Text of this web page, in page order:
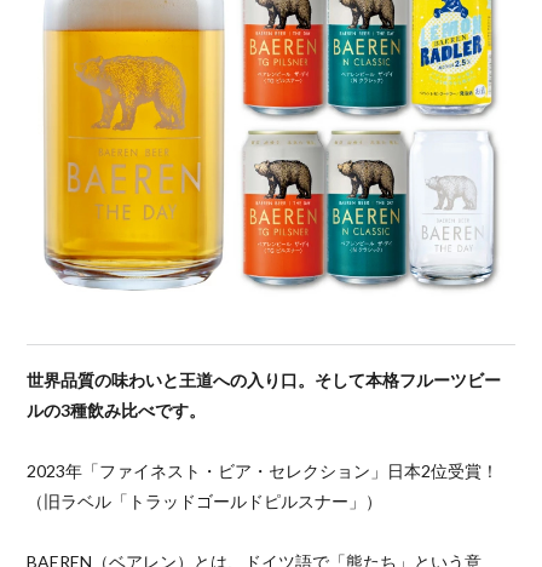
世界品質の味わいと王道への入り口。そして本格フルーツビー
ルの3種飲み比べです。
2023年「ファイネスト・ビア・セレクション」日本2位受賞！
（旧ラベル「トラッドゴールドピルスナー」）
BAEREN（ベアレン）とは、ドイツ語で「熊たち」という意